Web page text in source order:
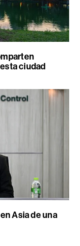
ciudad
Asia de una